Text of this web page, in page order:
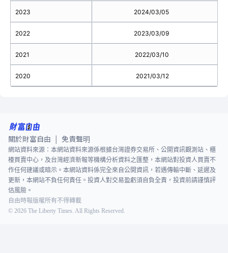
2023
2022
2021
2020
2024/03/05
2023/03/09
2022/03/10
2021/03/12
關於財富自由 免責聲明
網站資料來源：本網站資料來源係根據台灣證券交易所、公開資訊觀測站、櫃
檯買賣中心，及台灣經濟新報等機構分析資料之匯整，本網站對投資人買賣不
作任何建議或暗示。本網站資料係完全來自公開資訊，若遇傳輸中斷、延遲及
更新，本網站不負任何責任。投資人對交易盈虧須自負全責，投資前請謹慎評
估風險。
自由時報版權所有不得轉載
© 2026 The Liberty Times. All Rights Reserved.